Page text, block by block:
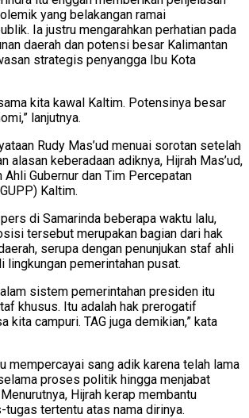
yang belakangan ramai
Ia justru mengarahkan perhatian pada
daerah dan potensi besar Kalimantan
strategis penyangga Ibu Kota
kita kawal Kaltim. Potensinya besar
lanjutnya.
Rudy Mas’ud menuai sorotan setelah
alasan keberadaan adiknya, Hijrah Mas’ud,
Gubernur dan Tim Percepatan
Kaltim.
di Samarinda beberapa waktu lalu,
tersebut merupakan bagian dari hak
serupa dengan penunjukan staf ahli
lingkungan pemerintahan pusat.
sistem pemerintahan presiden itu
khusus. Itu adalah hak prerogatif
kita campuri. TAG juga demikian,” kata
mempercayai sang adik karena telah lama
proses politik hingga menjabat
Hijrah kerap membantu
tugas tertentu atas nama dirinya.